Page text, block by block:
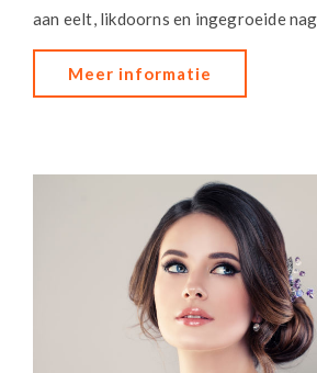
aan eelt, likdoorns en ingegroeide
Meer informatie